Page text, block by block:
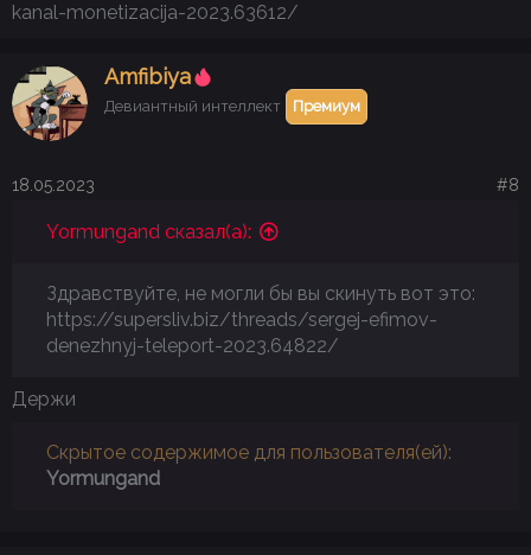
kanal-monetizacija-2023.63612/
Аmfibiya
Девиантный интеллект Премиум
18.05.2023 #8
Yormungand сказал(а):
Здравствуйте, не могли бы вы скинуть вот это:
https://supersliv.biz/threads/sergej-efimov-
denezhnyj-teleport-2023.64822/
Держи
Скрытое содержимое для пользователя(ей):
Yormungand